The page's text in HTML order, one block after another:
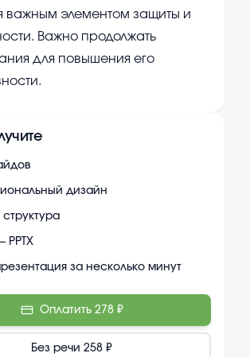
важным элементом защиты и
Важно продолжать
для повышения его
дизайн
структура
за несколько минут
Оплатить 278 ₽
Без речи 258 ₽